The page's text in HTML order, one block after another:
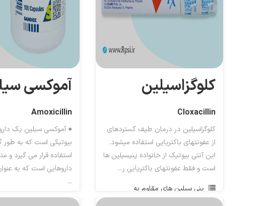
کلوگزاسیلین
Cloxacillin
کلوگزاسیلین در درمان طیف گستردهای
از عفونتهای باکتریایی استفاده میشود.
این آنتی بیوتیک از خانواده پنیسیلین ها
است و فقط عفونتهای باکتریایی ر...
پنی سیلین های مقاوم به
بتالاکتاماز
آموکسی
Amoxicillin
● آموکسی سیلین یک
بیوتیکی است که به طور
استفاده قرار می گیرد و
داروهایی است که به
...